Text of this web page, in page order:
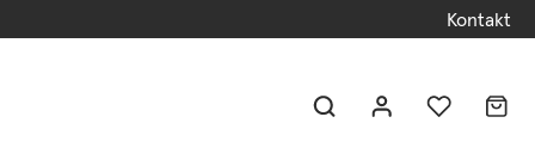
Kontakt